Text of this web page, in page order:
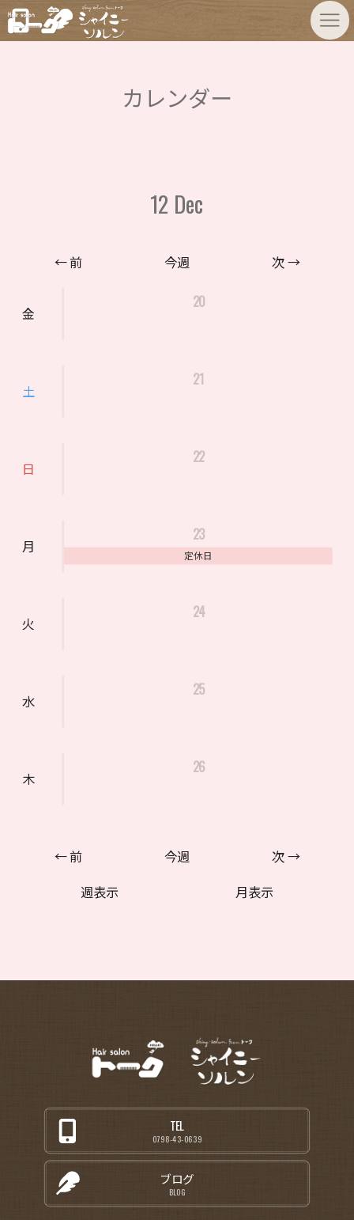
カレンダー
12 Dec
← 前 今週 次 →
金
20
土
21
日
22
月
23
定休日
火
24
水
25
木
26
← 前 今週
次 →
週表示
月表示
TEL
0798-43-0639
ブログ
BLOG